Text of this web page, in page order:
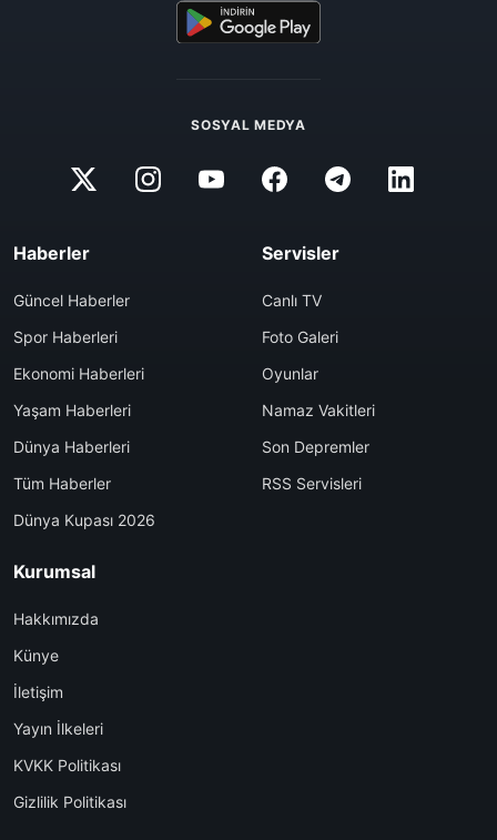
SOSYAL MEDYA
Haberler
Güncel Haberler
Spor Haberleri
Ekonomi Haberleri
Yaşam Haberleri
Dünya Haberleri
Tüm Haberler
Dünya Kupası 2026
Servisler
Canlı TV
Foto Galeri
Oyunlar
Namaz Vakitleri
Son Depremler
RSS Servisleri
Kurumsal
Hakkımızda
Künye
İletişim
Yayın İlkeleri
KVKK Politikası
Gizlilik Politikası